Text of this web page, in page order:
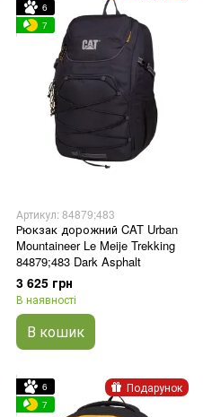
6
7
Артикул: 84879;483
Рюкзак дорожний CAT Urban
Mountaineer Le Meije Trekking
84879;483 Dark Asphalt
3 625 грн
В наявності
В кошик
Подарунок
6
7